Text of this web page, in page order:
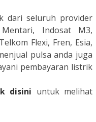
dari seluruh provider
Indosat M3,
Flexi, Fren, Esia,
pulsa anda juga
pembayaran listrik
disini untuk melihat